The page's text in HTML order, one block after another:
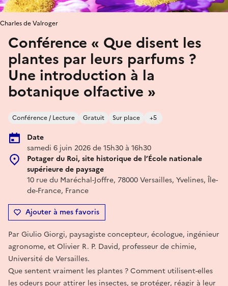
Conférence « Que disent les
plantes par leurs parfums ?
Une introduction à la
botanique olfactive »
Conférence / Lecture Gratuit Sur place +5
Date
samedi 6 juin 2026 de 15h30 à 16h30
Potager du Roi, site historique de l’École nationale
supérieure de paysage
10 rue du Maréchal-Joffre, 78000 Versailles, Yvelines, Île-
de-France, France
Ajouter à mes favoris
Charles de Valroger
Par Giulio Giorgi, paysagiste concepteur, écologue, ingénieur
agronome, et Olivier R. P. David, professeur de chimie,
Université de Versailles.
Que sentent vraiment les plantes ? Comment utilisent-elles
les odeurs pour attirer les insectes, se protéger, réagir à leur